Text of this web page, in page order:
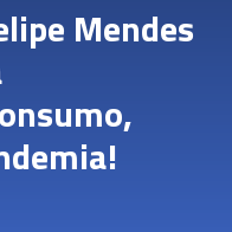
Mendes